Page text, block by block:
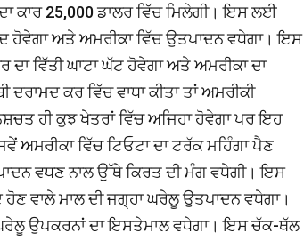
ਕਾਰ 25,000 ਡਾਲਰ ਵਿੱਚ ਮਿਲੇਗੀ। ਇਸ ਲਈ
ਹੋਵੇਗਾ ਅਤੇ ਅਮਰੀਕਾ ਵਿੱਚ ਉਤਪਾਦਨ ਵਧੇਗਾ। ਇਸ
ਵਿੱਤੀ ਘਾਟਾ ਘੱਟ ਹੋਵੇਗਾ ਅਤੇ ਅਮਰੀਕਾ ਦਾ
ਕਰ ਵਿੱਚ ਵਾਧਾ ਕੀਤਾ ਤਾਂ ਅਮਰੀਕੀ
ਹੀ ਕੁਝ ਖੇਤਰਾਂ ਵਿੱਚ ਅਜਿਹਾ ਹੋਵੇਗਾ ਪਰ ਇਹ
ਅਮਰੀਕਾ ਵਿੱਚ ਟਿਓਟਾ ਦਾ ਟਰੱਕ ਮਹਿੰਗਾ ਪੈਣ
ਵਧਣ ਨਾਲ ਉੱਥੇ ਕਿਰਤ ਦੀ ਮੰਗ ਵਧੇਗੀ। ਇਸ
ਵਾਲੇ ਮਾਲ ਦੀ ਜਗ੍ਹਾ ਘਰੇਲੂ ਉਤਪਾਦਨ ਵਧੇਗਾ।
ਘਰੇਲੂ ਉਪਕਰਨਾਂ ਦਾ ਇਸਤੇਮਾਲ ਵਧੇਗਾ। ਇਸ ਚੱਕ-ਥੱਲ